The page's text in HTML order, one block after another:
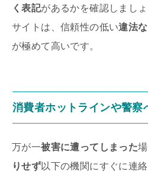
く表記があるかを確認しまし
サイトは、信頼性の低い違法
が極めて高いです。
消費者ホットラインや警察
万が一被害に遭ってしまった
りせず以下の機関にすぐに連